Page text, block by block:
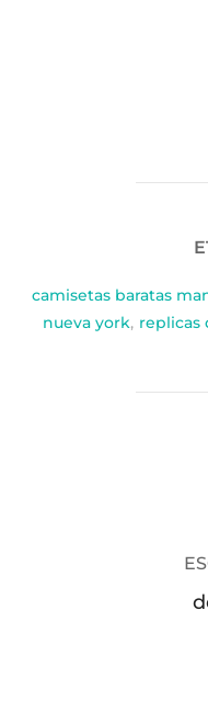
camisetas baratas
nueva york, replicas
AUTOR